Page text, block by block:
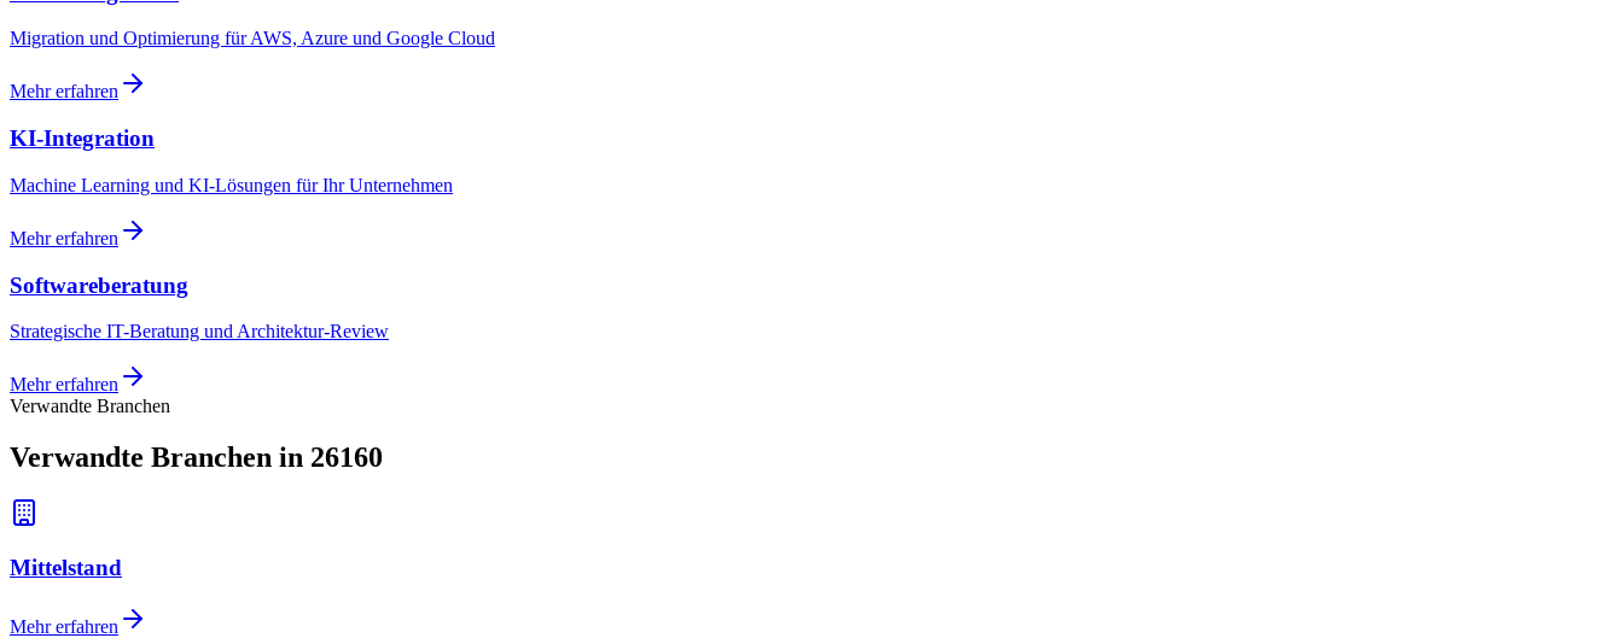
Migration und Optimierung für AWS, Azure und Google Cloud
Mehr erfahren
KI-Integration
Machine Learning und KI-Lösungen für Ihr Unternehmen
Mehr erfahren
Softwareberatung
Strategische IT-Beratung und Architektur-Review
Mehr erfahren
Verwandte Branchen
Verwandte Branchen in 26160
Mittelstand
Mehr erfahren